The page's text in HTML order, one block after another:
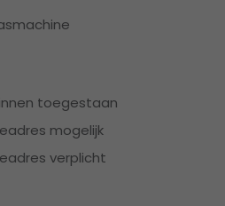
toegestaan
mogelijk
verplicht